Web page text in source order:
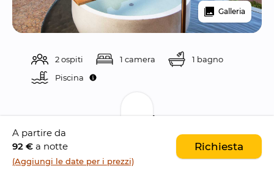
Galleria
2 ospiti 1 camera
1 bagno
Piscina
Descrizione
Seascape Sanur è un esclusivo resort situato
A partire da
92 € a notte
(Aggiungi le date per i prezzi)
Richiesta